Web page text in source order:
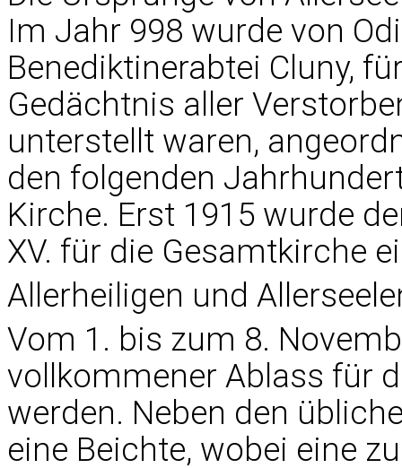
Im Jahr 998 wurde von
Benediktinerabtei Cluny,
Gedächtnis aller
unterstellt waren,
den folgenden
Kirche. Erst 1915 wurde
XV. für die Gesamtkirche
Allerheiligen und
Vom 1. bis zum 8.
vollkommener Ablass für
werden. Neben den
eine Beichte, wobei eine